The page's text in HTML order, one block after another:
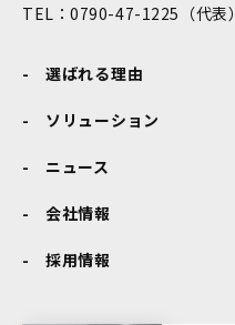
TEL：0790-47-1225（代表）
選ばれる理由
ソリューション
ニュース
会社情報
採用情報